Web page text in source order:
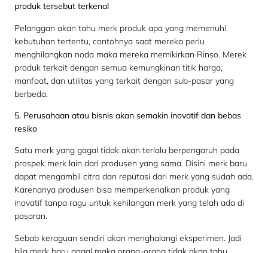
produk tersebut terkenal
Pelanggan akan tahu merk produk apa yang memenuhi
kebutuhan tertentu, contohnya saat mereka perlu
menghilangkan noda maka mereka memikirkan Rinso. Merek
produk terkait dengan semua kemungkinan titik harga,
manfaat, dan utilitas yang terkait dengan sub-pasar yang
berbeda.
5. Perusahaan atau bisnis akan semakin inovatif dan bebas
resiko
Satu merk yang gagal tidak akan terlalu berpengaruh pada
prospek merk lain dari produsen yang sama. Disini merk baru
dapat mengambil citra dan reputasi dari merk yang sudah ada.
Karenanya produsen bisa memperkenalkan produk yang
inovatif tanpa ragu untuk kehilangan merk yang telah ada di
pasaran.
Sebab keraguan sendiri akan menghalangi eksperimen. Jadi